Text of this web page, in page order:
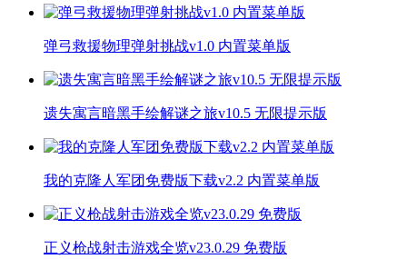
弹弓救援物理弹射挑战v1.0 内置菜单版
遗失寓言暗黑手绘解谜之旅v10.5 无限提示版
我的克隆人军团免费版下载v2.2 内置菜单版
正义枪战射击游戏全览v23.0.29 免费版